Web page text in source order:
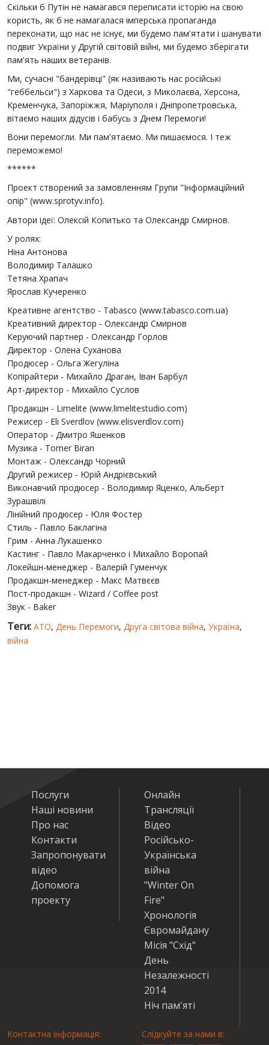
Скільки б Путін не намагався переписати історію на свою
користь, як б не намагалася імперська пропаганда
переконати, що нас не існує, ми будемо пам'ятати і шанувати
подвиг України у Другій світовій війні, ми будемо зберігати
пам'ять наших ветеранів.
Ми, сучасні "бандерівці" (як називають нас російські
"геббельси") з Харкова та Одеси, з Миколаєва, Херсона,
Кременчука, Запоріжжя, Маріуполя і Дніпропетровська,
вітаємо наших дідусів і бабусь з Днем Перемоги!
Вони перемогли. Ми пам'ятаємо. Ми пишаємося. І теж
переможемо!
******
Проект створений за замовленням Групи "Інформаційний
опір" (www.sprotyv.info).
Автори ідеї: Олексій Копитько та Олександр Смирнов.
У ролях:
Ніна Антонова
Володимир Талашко
Тетяна Храпач
Ярослав Кучеренко
Креативне агентство - Tabasco (www.tabasco.com.ua)
Креативний директор - Олександр Смирнов
Керуючий партнер - Олександр Горлов
Директор - Олена Суханова
Продюсер - Ольга Жегуліна
Копірайтери - Михайло Драган, Іван Барбул
Арт-директор - Михайло Суслов
Продакшн - Limelite (www.limelitestudio.com)
Режисер - Eli Sverdlov (www.elisverdlov.com)
Оператор - Дмитро Яшенков
Музика - Tomer Biran
Монтаж - Олександр Чорний
Другий режисер - Юрій Андрієвський
Виконавчий продюсер - Володимир Яценко, Альберт
Зурашвілі
Лінійний продюсер - Юля Фостер
Стиль - Павло Баклагіна
Грим - Анна Лукашенко
Кастинг - Павло Макарченко і Михайло Воропай
Локейшн-менеджер - Валерій Гуменчук
Продакшн-менеджер - Макс Матвєєв
Пост-продакшн - Wizard / Coffee post
Звук - Baker
Теги: АТО, День Перемоги, Друга світова війна, Україна,
війна
Послуги
Наші новини
Про нас
Контакти
Запропонувати
відео
Допомога
проекту
Онлайн
Трансляції
Відео
Російсько-
Українська
війна
"Winter On
Fire"
Хронологія
Євромайдану
Місія "Схід"
День
Незалежності
2014
Ніч пам'яті
Контактна інформація: Слідкуйте за нами в: